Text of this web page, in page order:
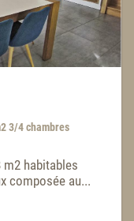
3/4 chambres
m2 habitables
composée au...